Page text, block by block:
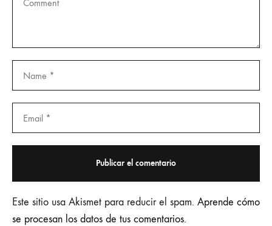
Este sitio usa Akismet para reducir el spam. Aprende cómo
se procesan los datos de tus comentarios.